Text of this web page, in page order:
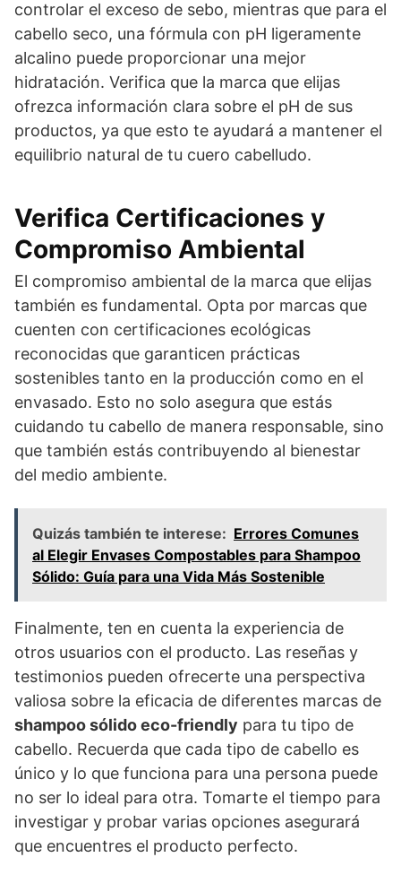
controlar el exceso de sebo, mientras que para el
cabello seco, una fórmula con pH ligeramente
alcalino puede proporcionar una mejor
hidratación. Verifica que la marca que elijas
ofrezca información clara sobre el pH de sus
productos, ya que esto te ayudará a mantener el
equilibrio natural de tu cuero cabelludo.
Verifica Certificaciones y
Compromiso Ambiental
El compromiso ambiental de la marca que elijas
también es fundamental. Opta por marcas que
cuenten con certificaciones ecológicas
reconocidas que garanticen prácticas
sostenibles tanto en la producción como en el
envasado. Esto no solo asegura que estás
cuidando tu cabello de manera responsable, sino
que también estás contribuyendo al bienestar
del medio ambiente.
Quizás también te interese: Errores Comunes
al Elegir Envases Compostables para Shampoo
Sólido: Guía para una Vida Más Sostenible
Finalmente, ten en cuenta la experiencia de
otros usuarios con el producto. Las reseñas y
testimonios pueden ofrecerte una perspectiva
valiosa sobre la eficacia de diferentes marcas de
shampoo sólido eco-friendly para tu tipo de
cabello. Recuerda que cada tipo de cabello es
único y lo que funciona para una persona puede
no ser lo ideal para otra. Tomarte el tiempo para
investigar y probar varias opciones asegurará
que encuentres el producto perfecto.